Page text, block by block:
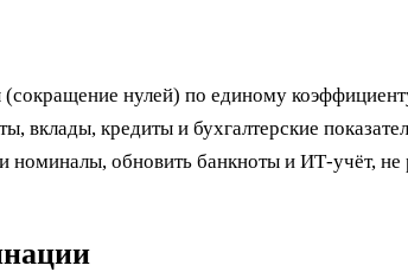
нулей) по единому
вклады, кредиты и бухгалтерские
номиналы, обновить банкноты и ИТ‑учёт,